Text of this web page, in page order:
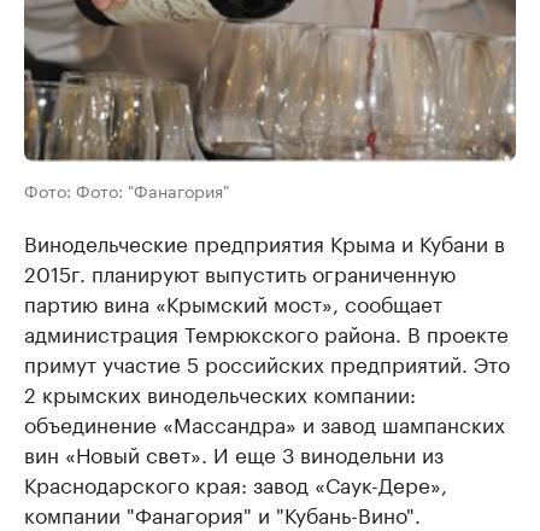
Фото: Фото: "Фанагория"
Винодельческие предприятия Крыма и Кубани в
2015г. планируют выпустить ограниченную
партию вина «Крымский мост», сообщает
администрация Темрюкского района. В проекте
примут участие 5 российских предприятий. Это
2 крымских винодельческих компании:
объединение «Массандра» и завод шампанских
вин «Новый свет». И еще 3 винодельни из
Краснодарского края: завод «Саук-Дере»,
компании "Фанагория" и "Кубань-Вино".